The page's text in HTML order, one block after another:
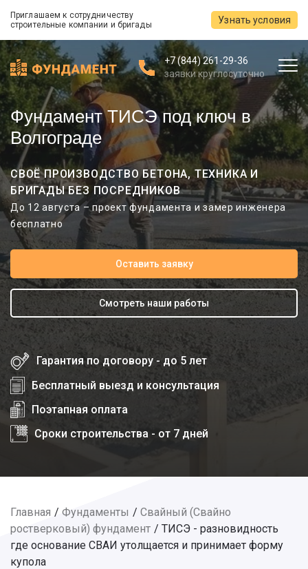
Приглашаем к сотрудничеству
строительные компании и бригады
Узнать условия
+7 (844) 261-29-36
заявки круглосуточно
Фундамент ТИСЭ под ключ в
Волгограде
СВОЁ ПРОИЗВОДСТВО БЕТОНА, ТЕХНИКА И
БРИГАДЫ БЕЗ ПОСРЕДНИКОВ
До 12 августа – проект фундамента и замер инженера
бесплатно
Оставить заявку
Смотреть наши работы
Гарантия по договору - до 5 лет
Бесплатный выезд и консультация
Поэтапная оплата
Сроки строительства - от 7 дней
Главная Фундаменты
Свайный (Свайно
ростверковый) фундамент
ТИСЭ - разновидность
где основание СВАИ утолщается и принимает форму
купола